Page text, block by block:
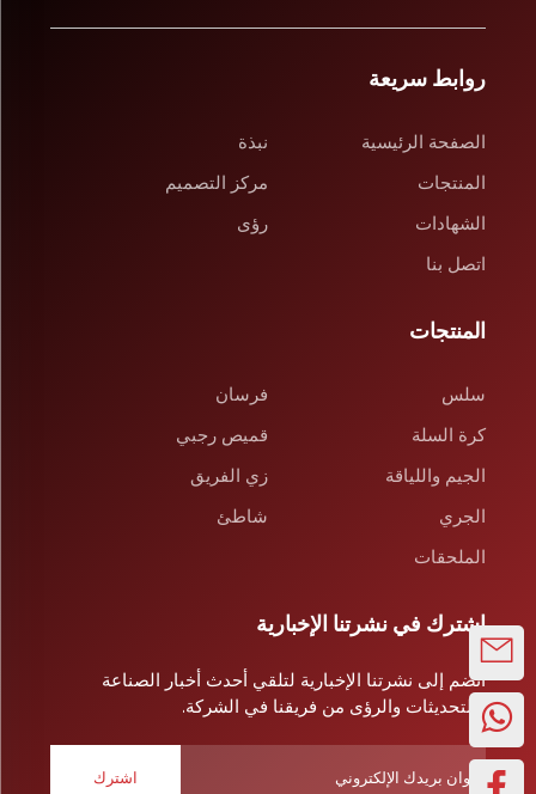
روابط سريعة
الصفحة الرئيسية
نبذة
المنتجات
مركز التصميم
الشهادات
رؤى
اتصل بنا
المنتجات
سلس
فرسان
كرة السلة
قميص رجبي
الجيم واللياقة
زي الفريق
الجري
شاطئ
الملحقات
اشترك في نشرتنا الإخبارية
انضم إلى نشرتنا الإخبارية لتلقي أحدث أخبار الصناعة
والتحديثات والرؤى من فريقنا في الشركة.
اشترك